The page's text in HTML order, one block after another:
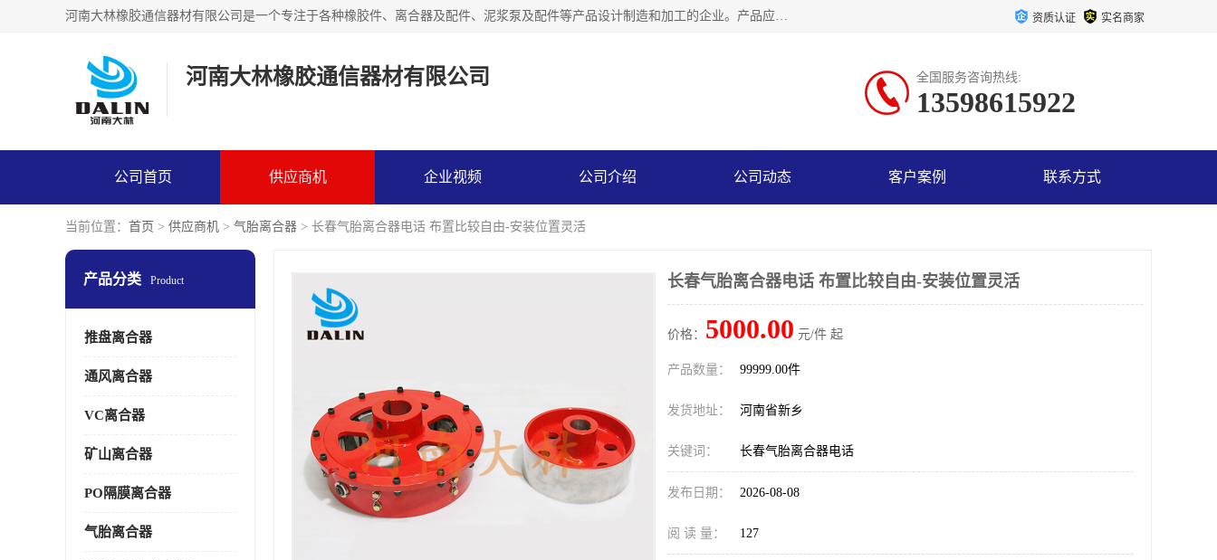
河南大林橡胶通信器材有限公司是一个专注于各种橡胶件、离合器及配件、泥浆泵及配件等产品设计制造和加工的企业。产品应用于矿山、冶金、石油、钢铁、化工、水泥、船舶、造纸、通用机械等各种大功率机械传动或制动装置。 资质认证 实名商家
河南大林橡胶通信器材有限公司 全国服务咨询热线:
13598615922
公司首页 供应商机 企业视频 公司介绍 公司动态 客户案例 联系方式
当前位置： 首页 > 供应商机 > 气胎离合器 > 长春气胎离合器电话 布置比较自由-安装位置灵活
产品分类 Product
推盘离合器
通风离合器
VC离合器
矿山离合器
PO隔膜离合器
气胎离合器
长春气胎离合器电话 布置比较自由-安装位置灵活
价格： 5000.00 元/件 起
产品数量： 99999.00件
发货地址： 河南省新乡
关键词： 长春气胎离合器电话
发布日期： 2026-08-08
阅 读 量： 127